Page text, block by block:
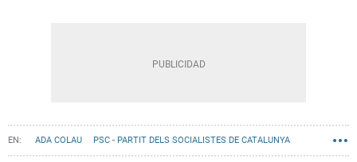
ADA COLAU PSC - PARTIT DELS SOCIALISTES DE CATALUNYA